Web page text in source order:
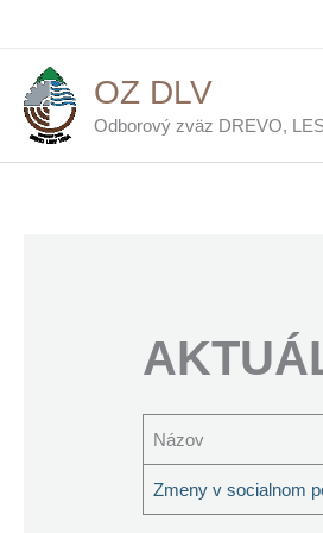
obsah
OZ DLV
Odborový zväz DREVO,
Názov
Zmeny v socialnom